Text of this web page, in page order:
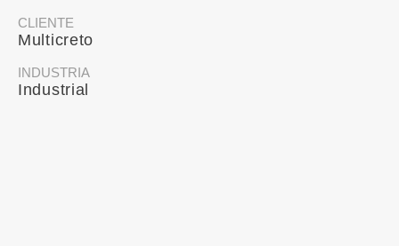
CLIENTE
Multicreto
INDUSTRIA
Industrial